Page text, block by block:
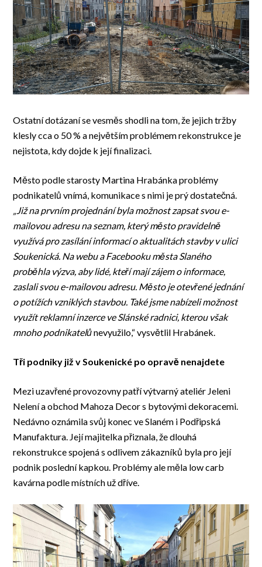
Ostatní dotázaní se vesměs shodli na tom, že jejich tržby
klesly cca o 50 % a největším problémem rekonstrukce je
nejistota, kdy dojde k její finalizaci.
Město podle starosty Martina Hrabánka problémy
podnikatelů vnímá, komunikace s nimi je prý dostatečná.
„Již na prvním projednání byla možnost zapsat svou e-
mailovou adresu na seznam, který město pravidelně
využívá pro zasílání informací o aktualitách stavby v ulici
Soukenická. Na webu a Facebooku města Slaného
proběhla výzva, aby lidé, kteří mají zájem o informace,
zaslali svou e-mailovou adresu. Město je otevřené jednání
o potížích vzniklých stavbou. Také jsme nabízeli možnost
využít reklamní inzerce ve Slánské radnici, kterou však
mnoho podnikatelůnevyužilo,“ vysvětlil Hrabánek.
Tři podniky již v Soukenické po opravě nenajdete
Mezi uzavřené provozovny patří výtvarný ateliér Jeleni
Nelení a obchod Mahoza Decor s bytovými dekoracemi.
Nedávno oznámila svůj konec ve Slaném i Podřipská
Manufaktura. Její majitelka přiznala, že dlouhá
rekonstrukce spojená s odlivem zákazníků byla pro její
podnik poslední kapkou. Problémy ale měla low carb
kavárna podle místních už dříve.